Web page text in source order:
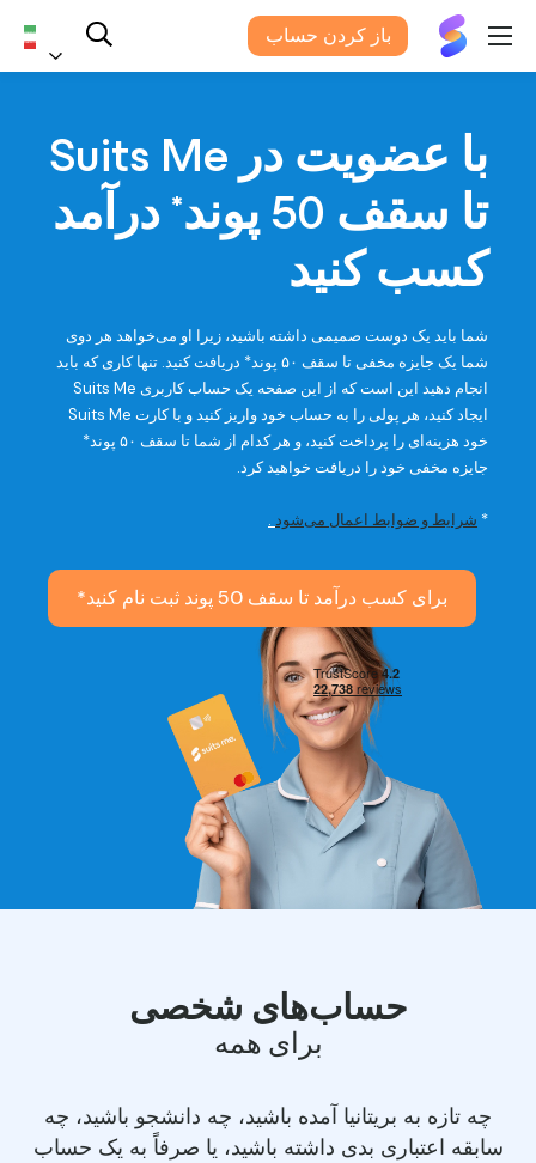
سویتس
می® باز کردن حساب
با عضویت در Suits Me
تا سقف 50 پوند* درآمد
کسب کنید
شما باید یک دوست صمیمی داشته باشید، زیرا او می‌خواهد هر دوی
شما یک جایزه مخفی تا سقف ۵۰ پوند* دریافت کنید. تنها کاری که باید
انجام دهید این است که از این صفحه یک حساب کاربری Suits Me
ایجاد کنید، هر پولی را به حساب خود واریز کنید و با کارت Suits Me
خود هزینه‌ای را پرداخت کنید، و هر کدام از شما تا سقف ۵۰ پوند*
جایزه مخفی خود را دریافت خواهید کرد.
* شرایط و ضوابط اعمال می‌شود .
برای کسب درآمد تا سقف 50 پوند ثبت نام کنید*
حساب‌های شخصی
برای همه
چه تازه به بریتانیا آمده باشید، چه دانشجو باشید، چه
سابقه اعتباری بدی داشته باشید، یا صرفاً به یک حساب